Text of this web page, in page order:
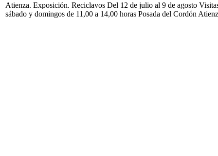
Atienza. Exposición. Reciclavos Del 12 de julio al 9 de agosto
sábado y domingos de 11,00 a 14,00 horas Posada del Cordón